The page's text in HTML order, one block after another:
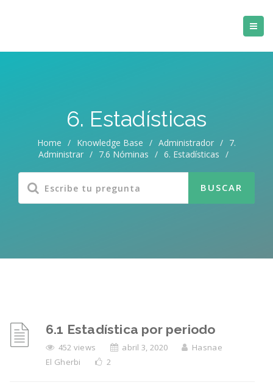
6. Estadísticas
Home / Knowledge Base / Administrador / 7.
Administrar / 7.6 Nóminas / 6. Estadísticas /
6.1 Estadística por periodo
452 views abril 3, 2020
Hasnae
El Gherbi
2